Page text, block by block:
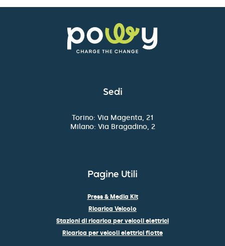
Sedi
Torino: Via Magenta, 21
Milano: Via Bragadino, 2
Pagine Utili
Press & Media Kit
Ricarica Veicolo
Stazioni di ricarica per veicoli elettrici
Ricarica per veicoli elettrici flotte